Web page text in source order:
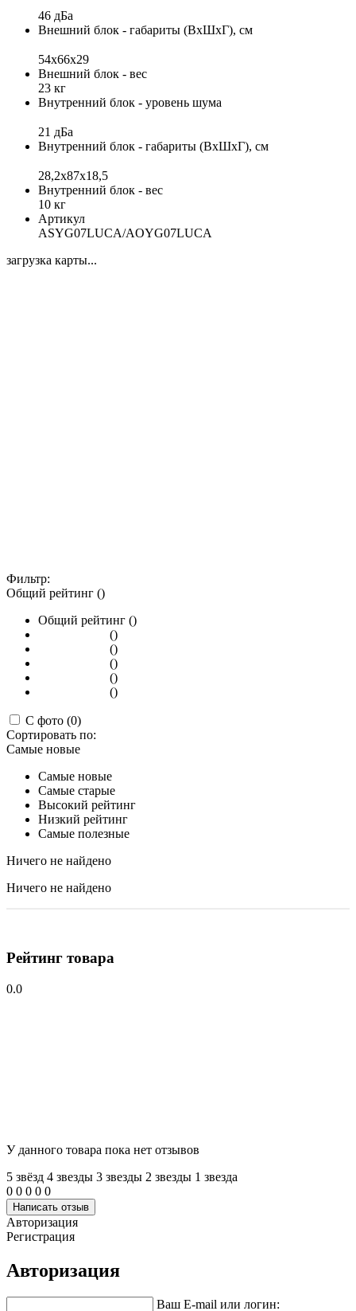
46 дБа
Внешний блок - габариты (ВхШхГ), см
54х66х29
Внешний блок - вес
23 кг
Внутренний блок - уровень шума
21 дБа
Внутренний блок - габариты (ВхШхГ), см
28,2x87x18,5
Внутренний блок - вес
10 кг
Артикул
ASYG07LUCA/AOYG07LUCA
загрузка карты...
Фильтр:
Общий рейтинг ()
Общий рейтинг ()
()
()
()
()
()
С фото (0)
Сортировать по:
Самые новые
Самые новые
Самые старые
Высокий рейтинг
Низкий рейтинг
Самые полезные
Ничего не найдено
Ничего не найдено
Рейтинг товара
0.0
У данного товара пока нет отзывов
5 звёзд 4 звeзды 3 звeзды 2 звeзды 1 звeзда
0 0 0 0 0
Написать отзыв
Авторизация
Регистрация
Авторизация
Ваш E-mail или логин: